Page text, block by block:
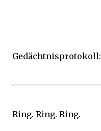
Gedächtnisprotokoll:
Ring. Ring. Ring.